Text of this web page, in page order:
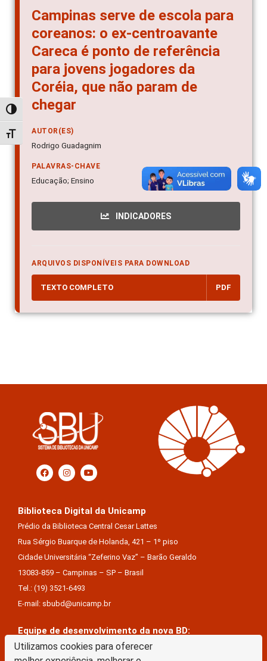
Utilizamos cookies para oferecer
Alternar alto contraste
Alternar tamanho da fonte
Campinas serve de escola para
coreanos: o ex-centroavante
Careca é ponto de referência
para jovens jogadores da
Coréia, que não param de
chegar
AUTOR(ES)
Rodrigo Guadagnim
PALAVRAS-CHAVE
Educação; Ensino
INDICADORES
ARQUIVOS DISPONÍVEIS PARA DOWNLOAD
TEXTO COMPLETO PDF
Biblioteca Digital da Unicamp
Prédio da Biblioteca Central Cesar Lattes
Rua Sérgio Buarque de Holanda, 421 – 1º piso
Cidade Universitária “Zeferino Vaz” – Barão Geraldo
13083-859 – Campinas – SP – Brasil
Tel.: (19) 3521-6493
E-mail: sbubd@unicamp.br
Equipe de desenvolvimento da nova BD:
Keite Aparecida Duarte